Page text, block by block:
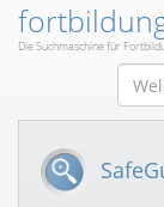
Die Suchmaschine für